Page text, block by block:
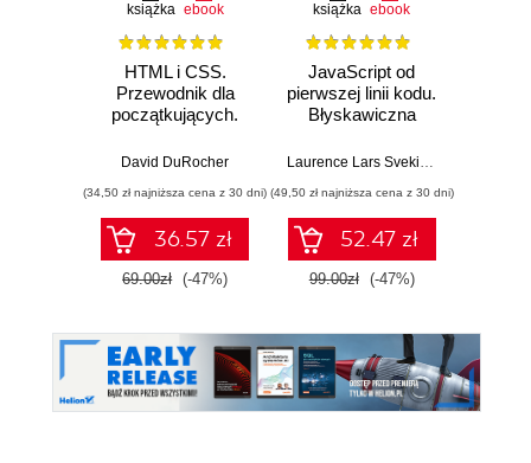
książka ebook
HTML i CSS.
Przewodnik dla
początkujących.
kodowania i
responsywnych
stron
internetowych
David DuRocher
(34,50 zł najniższa cena z 30 dni)
36.57 zł
69.00zł (-47%)
książka ebook
JavaScript od
pierwszej linii kodu.
Błyskawiczna
stron WWW i
internetowych
Laurence Lars Svekis
,
(49,50 zł najniższa cena z 30 dni)
52.47 zł
99.00zł (-47%)